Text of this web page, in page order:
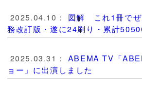
2025.04.10： 図解 これ1冊でぜ
務改訂版・遂に24刷り・累計
2025.03.31： ABEMA TV「
ョー」に出演しました